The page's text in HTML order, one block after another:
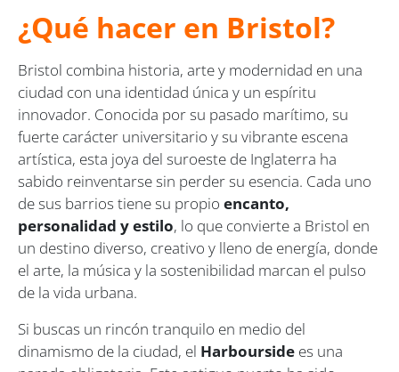
¿Qué hacer en Bristol?
Bristol combina historia, arte y modernidad en una
ciudad con una identidad única y un espíritu
innovador. Conocida por su pasado marítimo, su
fuerte carácter universitario y su vibrante escena
artística, esta joya del suroeste de Inglaterra ha
sabido reinventarse sin perder su esencia. Cada uno
de sus barrios tiene su propio encanto,
personalidad y estilo, lo que convierte a Bristol en
un destino diverso, creativo y lleno de energía, donde
el arte, la música y la sostenibilidad marcan el pulso
de la vida urbana.
Si buscas un rincón tranquilo en medio del
dinamismo de la ciudad, el Harbourside es una